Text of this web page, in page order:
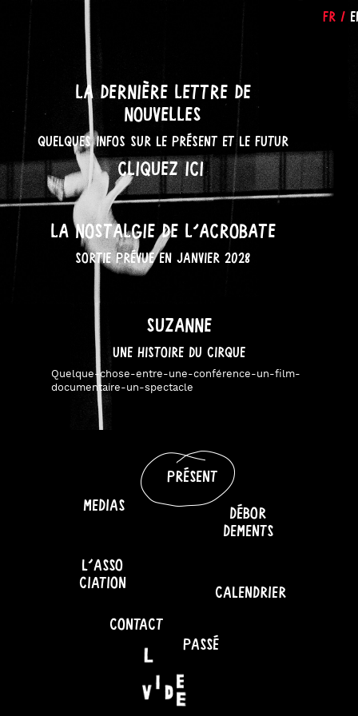
La dernière lettre de
nouvelles
quelques infos sur le présent et le futur
Cliquezici!
La Nostalgie de l’acrobate
Sortie prévue en janvier 2028
Suzanne
une histoire du cirque
Quelque-chose-entre-une-conférence-un-film-
documentaire-un-spectacle
PRÉSENT
DÉBOR
DEMENTS
CALENDRIER
CONTACT
PASSÉ
L'ASSO
CIATION
MEDIAS
FR /